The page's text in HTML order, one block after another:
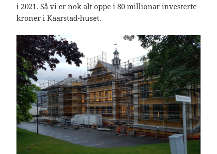
i 2021. Så vi er nok alt oppe i 80 millionar investerte
kroner i Kaarstad-huset.